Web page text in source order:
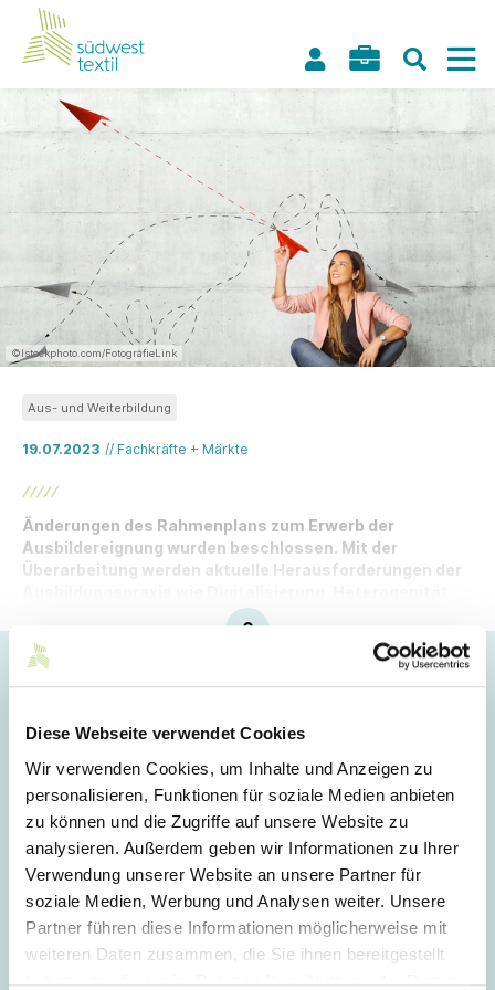
Diese Webseite verwendet Cookies
Wir verwenden Cookies, um Inhalte und Anzeigen zu
personalisieren, Funktionen für soziale Medien anbieten
zu können und die Zugriffe auf unsere Website zu
analysieren. Außerdem geben wir Informationen zu Ihrer
Verwendung unserer Website an unsere Partner für
soziale Medien, Werbung und Analysen weiter. Unsere
Partner führen diese Informationen möglicherweise mit
weiteren Daten zusammen, die Sie ihnen bereitgestellt
©Istockphoto.com/FotografieLink
19.07.2023 // Fachkräfte + Märkte
Aus- und Weiterbildung
Änderungen des Rahmenplans zum Erwerb der
Ausbildereignung wurden beschlossen. Mit der
Überarbeitung werden aktuelle Herausforderungen der
und Nachhaltigkeit stärker berücksichtigt.
Login
E-Mail